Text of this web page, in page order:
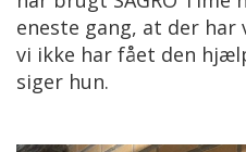
eneste gang, at der
vi ikke har fået den
siger hun.